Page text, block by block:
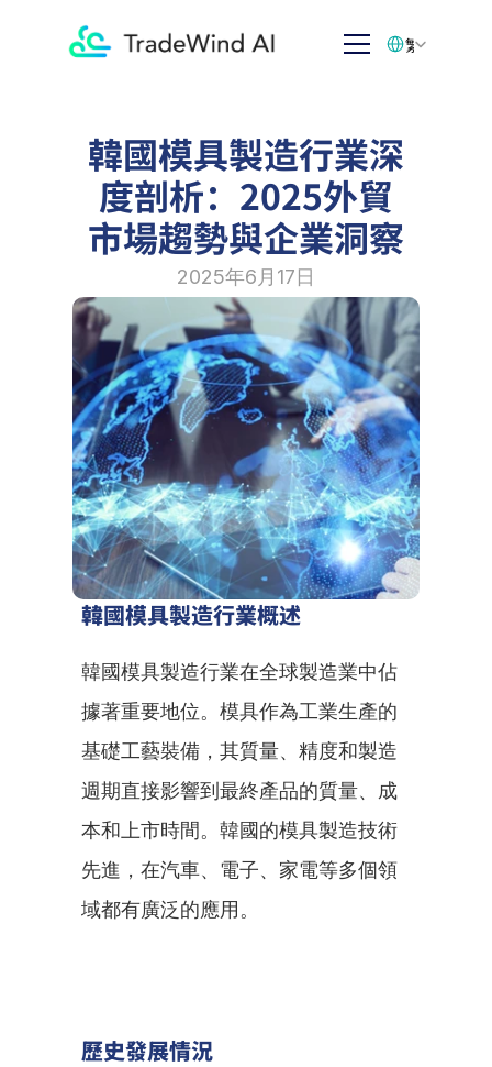
韓國模具製造行業深
度剖析：2025外貿
市場趨勢與企業洞察
2025年6月17日
韓國模具製造行業概述
韓國模具製造行業在全球製造業中佔
據著重要地位。模具作為工業生產的
基礎工藝裝備，其質量、精度和製造
週期直接影響到最終產品的質量、成
本和上市時間。韓國的模具製造技術
先進，在汽車、電子、家電等多個領
域都有廣泛的應用。
歷史發展情況
繁体中文